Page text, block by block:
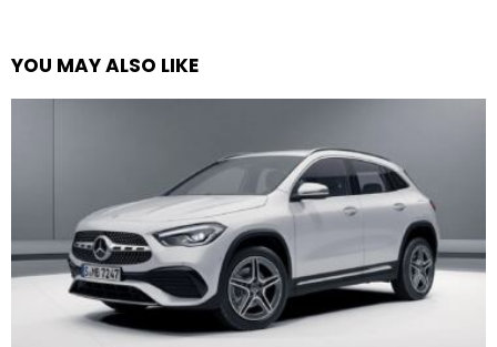
YOU MAY ALSO LIKE